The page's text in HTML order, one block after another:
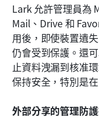
Lark 允許管理員為
Mail、Drive 和
用後，即使裝置遺
仍會受到保護。還
止資料洩漏到核准
保持安全，特別是
外部分享的管理防